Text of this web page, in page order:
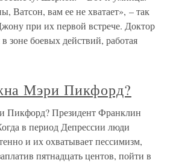
Ватсон, вам ее не хватает», – так
при их первой встрече. Доктор
зоне боевых действий, работая
Мэри Пикфорд?
Пикфорд? Президент Франклин
в период Депрессии люди
и их охватывает пессимизм,
пятнадцать центов, пойти в